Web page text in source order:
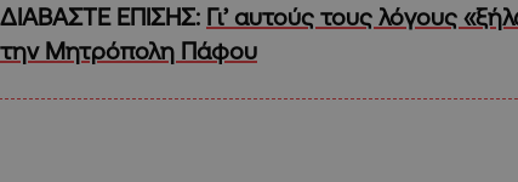
ΔΙΑΒΑΣΤΕ ΕΠΙΣΗΣ: Γι’ αυτούς τους λόγους
την Μητρόπολη Πάφου